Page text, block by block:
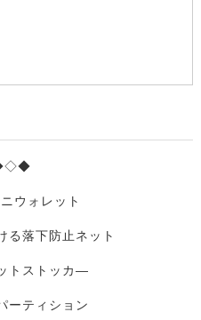
◆◇◆
ォレット
る落下防止ネット
トストッカ―
ーティション